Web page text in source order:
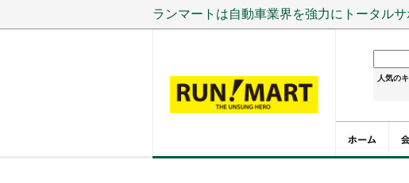
ランマートは自動車業界を強力にトータルサ
人気の